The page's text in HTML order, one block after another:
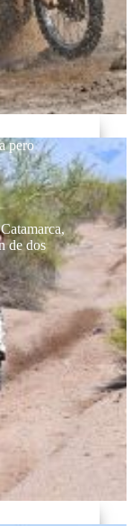
pero
de dos